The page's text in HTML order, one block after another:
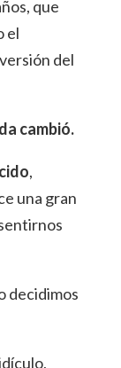
que
el
del
cambió.
,
una gran
decidimos